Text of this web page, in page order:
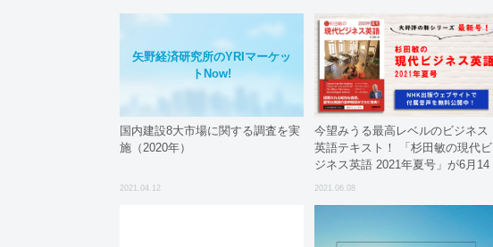
矢野経済研究所のYRIマーケッ
トNow!
国内建設8大市場に関する調査を実
施（2020年）
2021.04.12
今望みうる最高レベルのビジネス
英語テキスト！ 「杉田敏の現代ビ
ジネス英語 2021年夏号」が6月14
2021.06.08